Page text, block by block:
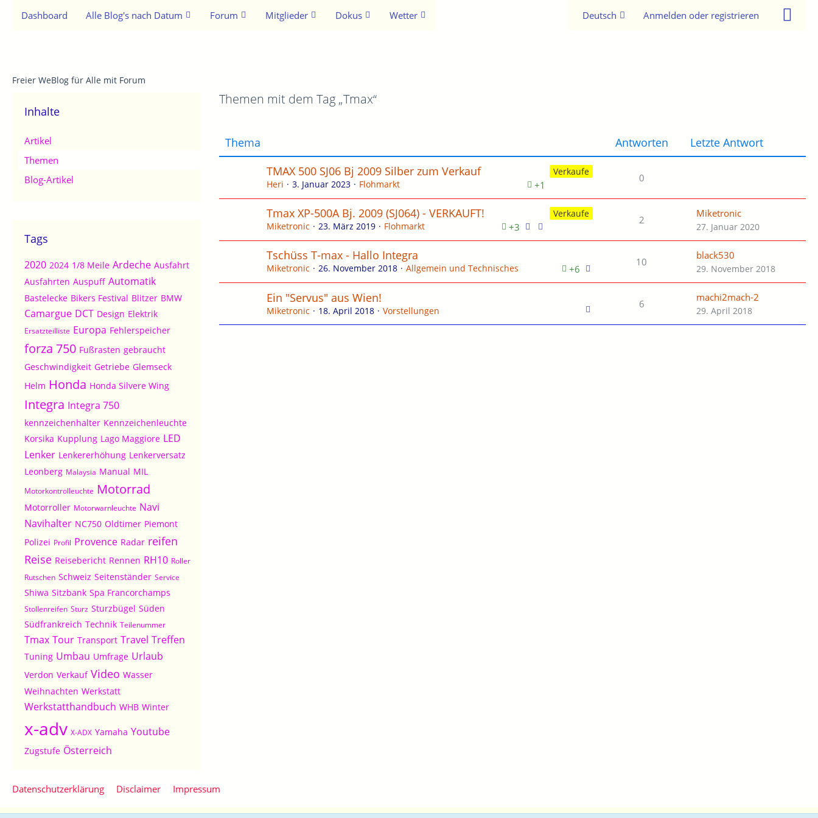
Dashboard Alle Blog's nach Datum Forum Mitglieder Dokus Wetter Deutsch Anmelden oder registrieren
Freier WeBlog für Alle mit Forum
Inhalte
Artikel
Themen
Blog-Artikel
Tags
2020 2024 1/8 Meile Ardeche Ausfahrt
Ausfahrten Auspuff Automatik
Bastelecke Bikers Festival Blitzer BMW
Camargue DCT Design Elektrik
Ersatzteilliste Europa Fehlerspeicher
forza 750 Fußrasten gebraucht
Geschwindigkeit Getriebe Glemseck
Helm Honda Honda Silvere Wing
Integra Integra 750
kennzeichenhalter Kennzeichenleuchte
Korsika Kupplung Lago Maggiore LED
Lenker Lenkererhöhung Lenkerversatz
Leonberg Malaysia Manual MIL
Motorkontrolleuchte Motorrad
Motorroller Motorwarnleuchte Navi
Navihalter NC750 Oldtimer Piemont
Polizei Profil Provence Radar reifen
Reise Reisebericht Rennen RH10 Roller
Rutschen Schweiz Seitenständer Service
Shiwa Sitzbank Spa Francorchamps
Stollenreifen Sturz Sturzbügel Süden
Südfrankreich Technik Teilenummer
Tmax Tour Transport Travel Treffen
Tuning Umbau Umfrage Urlaub
Verdon Verkauf Video Wasser
Weihnachten Werkstatt
Werkstatthandbuch WHB Winter
x-adv X-ADX Yamaha Youtube
Zugstufe Österreich
Themen mit dem Tag „Tmax“
Thema Antworten Letzte Antwort
Verkaufe
TMAX 500 SJ06 Bj 2009 Silber zum Verkauf
+1
Heri 3. Januar 2023 Flohmarkt 0
Verkaufe
Tmax XP-500A Bj. 2009 (SJ064) - VERKAUFT!
+3
Miketronic 23. März 2019 Flohmarkt 2
Miketronic
27. Januar 2020
Tschüss T-max - Hallo Integra
+6
Miketronic 26. November 2018 Allgemein und Technisches 10
black530
29. November 2018
Ein "Servus" aus Wien!
Miketronic 18. April 2018 Vorstellungen
6
machi2mach-2
29. April 2018
Datenschutzerklärung Disclaimer Impressum